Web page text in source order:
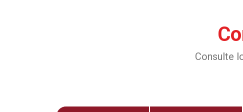
Consulte